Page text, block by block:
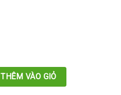
THÊM VÀO GIỎ